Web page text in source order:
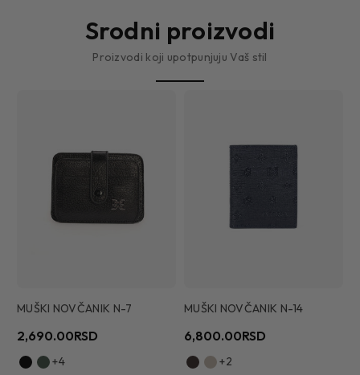
Srodni proizvodi
Proizvodi koji upotpunjuju Vaš stil
MUŠKI NOVČANIK N-7
2,690.00RSD
+4
MUŠKI NOVČANIK N-14
6,800.00RSD
+2